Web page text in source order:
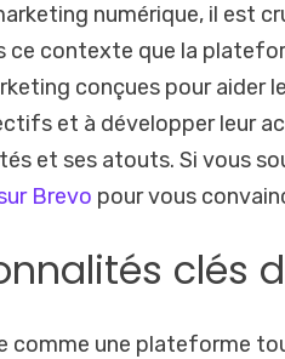
numérique, il est
ce contexte que la
conçues pour aider
et à développer leur
et ses atouts. Si vous
Brevo pour vous
clés
comme une plateforme